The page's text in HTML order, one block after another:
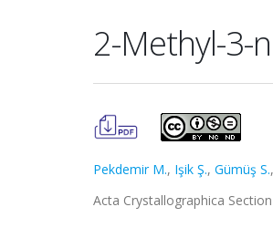
2-Methyl-3-
Pekdemir M., Işik Ş., Gümüş S.,
Acta Crystallographica